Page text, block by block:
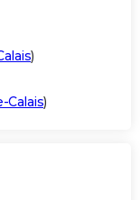
)
Calais)